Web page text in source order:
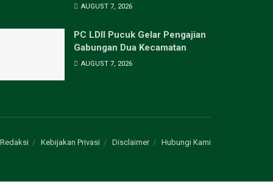
AUGUST 7, 2026
PC LDII Pucuk Gelar Pengajian
Gabungan Dua Kecamatan
AUGUST 7, 2026
Redaksi Kebijakan Privasi Disclaimer Hubungi Kami